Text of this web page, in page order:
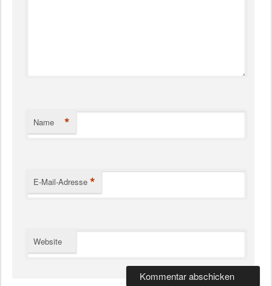
Name *
E-Mail-Adresse *
Website